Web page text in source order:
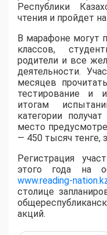
Республики
чтения и пройдет
В марафоне могут
классов,
родители и все
деятельности.
месяцев
тестирование и
итогам
категории
место
— 450 тысяч тенге,
Регистрация
этого года на
www.reading-
столице
акций.